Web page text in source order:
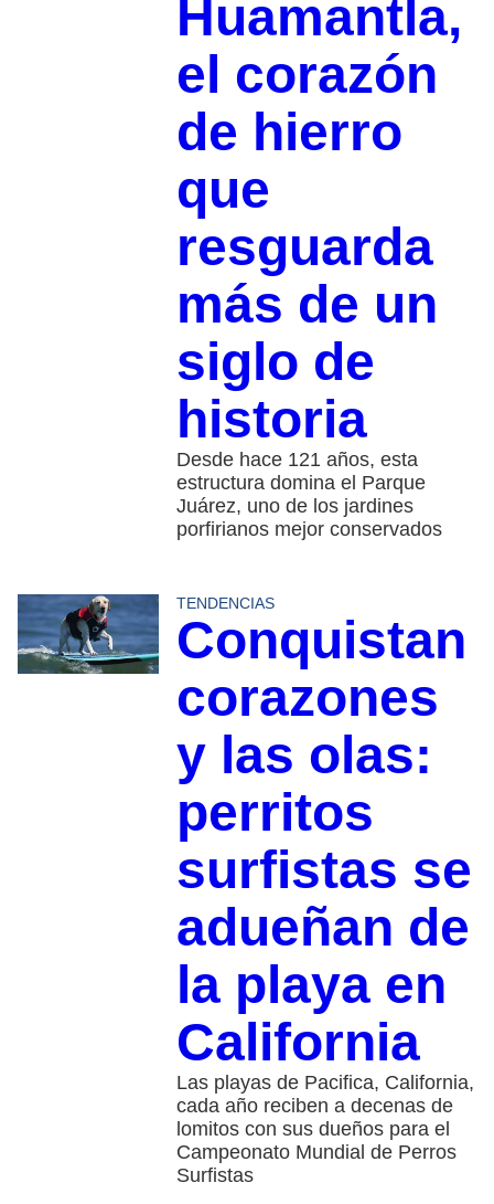
Huamantla,
el corazón
de hierro
que
resguarda
más de un
siglo de
historia
Desde hace 121 años, esta
estructura domina el Parque
Juárez, uno de los jardines
porfirianos mejor conservados
TENDENCIAS
Conquistan
corazones
y las olas:
perritos
surfistas se
adueñan de
la playa en
California
Las playas de Pacifica, California,
cada año reciben a decenas de
lomitos con sus dueños para el
Campeonato Mundial de Perros
Surfistas